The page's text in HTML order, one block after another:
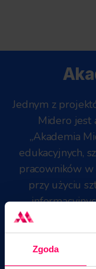
Zgoda
Jednym z
Midero jest
„Akademia
edukacyjnych,
pracowników w
przy użyciu